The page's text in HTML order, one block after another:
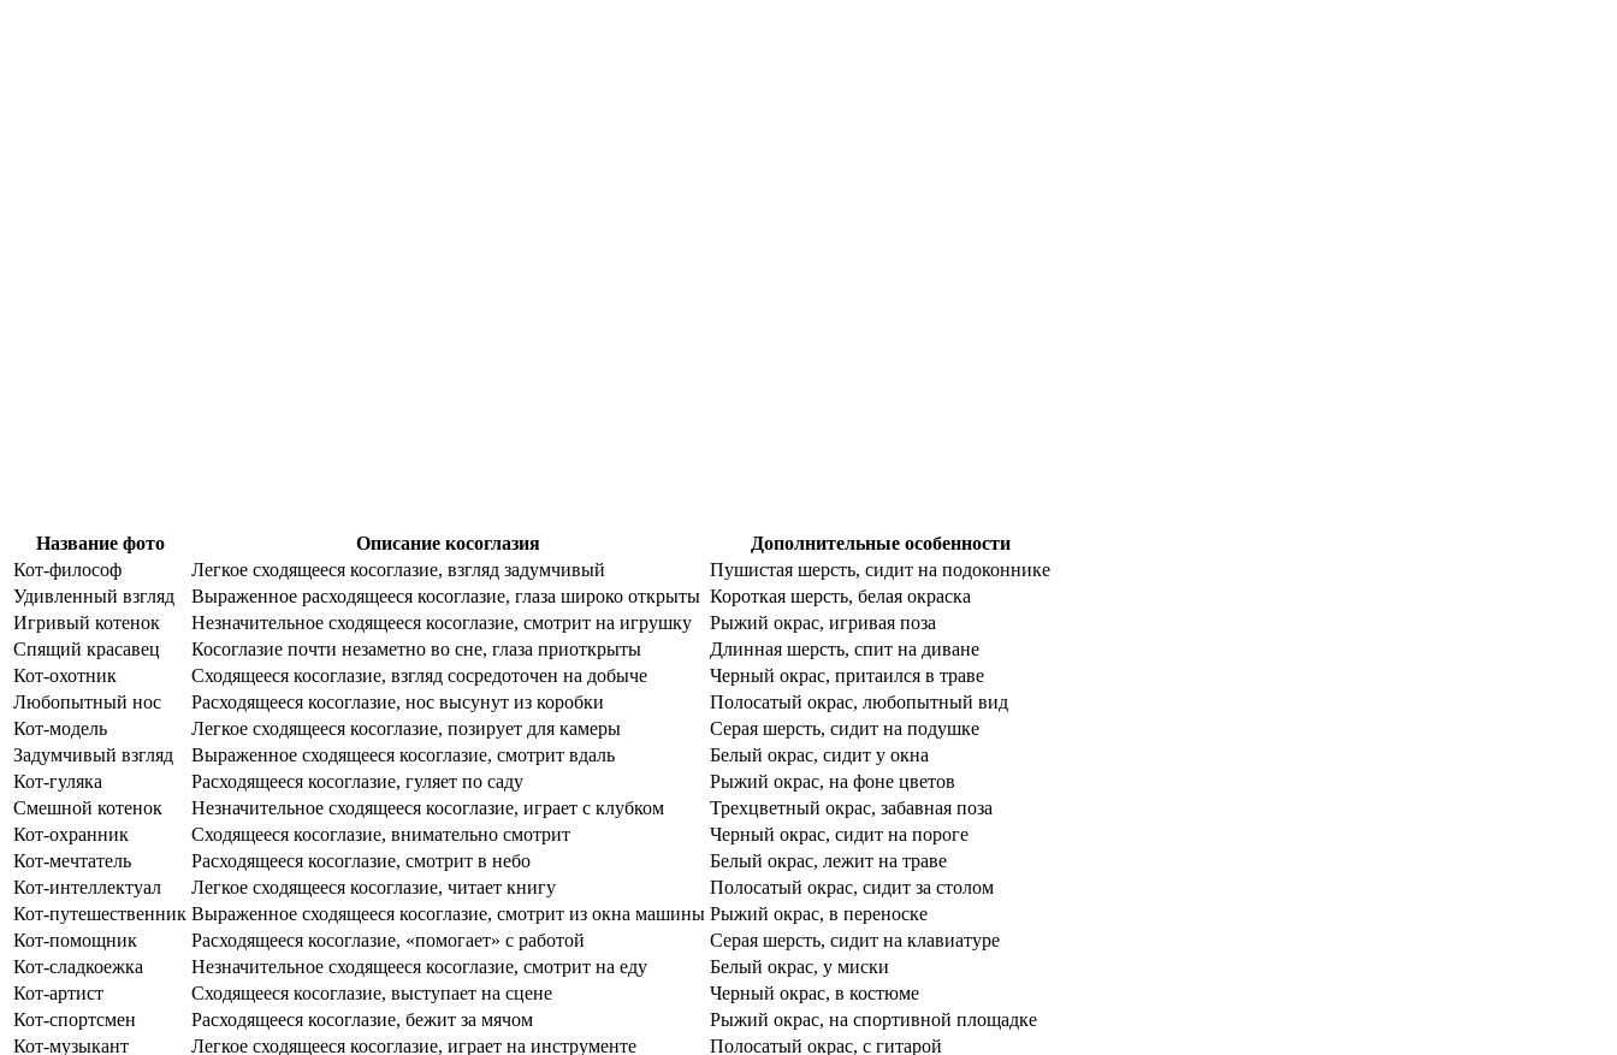
Название фото Описание косоглазия
Дополнительные особенности
Кот-философ
Легкое сходящееся косоглазие, взгляд задумчивый
Пушистая шерсть, сидит на подоконнике
Удивленный взгляд
Выраженное расходящееся косоглазие, глаза широко открыты Короткая шерсть, белая окраска
Игривый котенок
Незначительное сходящееся косоглазие, смотрит на игрушку
Рыжий окрас, игривая поза
Спящий красавец
Косоглазие почти незаметно во сне, глаза приоткрыты
Длинная шерсть, спит на диване
Кот-охотник
Сходящееся косоглазие, взгляд сосредоточен на добыче
Черный окрас, притаился в траве
Любопытный нос
Расходящееся косоглазие, нос высунут из коробки
Полосатый окрас, любопытный вид
Кот-модель
Легкое сходящееся косоглазие, позирует для камеры
Серая шерсть, сидит на подушке
Задумчивый взгляд
Выраженное сходящееся косоглазие, смотрит вдаль
Белый окрас, сидит у окна
Кот-гуляка
Расходящееся косоглазие, гуляет по саду
Рыжий окрас, на фоне цветов
Смешной котенок
Незначительное сходящееся косоглазие, играет с клубком
Трехцветный окрас, забавная поза
Кот-охранник
Сходящееся косоглазие, внимательно смотрит
Черный окрас, сидит на пороге
Кот-мечтатель
Расходящееся косоглазие, смотрит в небо
Белый окрас, лежит на траве
Кот-интеллектуал
Легкое сходящееся косоглазие, читает книгу
Полосатый окрас, сидит за столом
Кот-путешественник Выраженное сходящееся косоглазие, смотрит из окна машины Рыжий окрас, в переноске
Кот-помощник
Расходящееся косоглазие, «помогает» с работой
Серая шерсть, сидит на клавиатуре
Кот-сладкоежка
Незначительное сходящееся косоглазие, смотрит на еду
Белый окрас, у миски
Кот-артист
Сходящееся косоглазие, выступает на сцене
Черный окрас, в костюме
Кот-спортсмен
Расходящееся косоглазие, бежит за мячом
Рыжий окрас, на спортивной площадке
Кот-музыкант
Легкое сходящееся косоглазие, играет на инструменте Полосатый окрас, с гитарой